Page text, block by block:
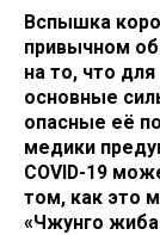
Вспышка
привычном
на то, что
основные
опасные её
медики
COVID-19
том, как это
«Чжунго